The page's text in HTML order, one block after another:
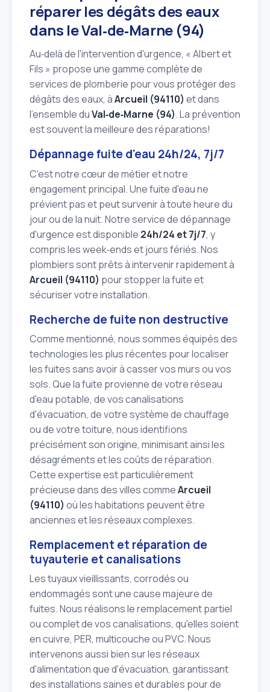
réparer les dégâts des eaux
dans le Val‑de‑Marne (94)
Au‑delà de l'intervention d'urgence, « Albert et
Fils » propose une gamme complète de
services de plomberie pour vous protéger des
dégâts des eaux, àArcueil (94110) et dans
l'ensemble duVal‑de‑Marne (94). La prévention
est souvent la meilleure des réparations!
Dépannage fuite d'eau 24h/24, 7j/7
C'est notre cœur de métier et notre
engagement principal. Une fuite d'eau ne
prévient pas et peut survenir à toute heure du
jour ou de la nuit. Notre service de dépannage
d'urgence est disponible 24h/24 et 7j/7, y
compris les week‑ends et jours fériés. Nos
plombiers sont prêts à intervenir rapidement à
Arcueil (94110) pour stopper la fuite et
sécuriser votre installation.
Recherche de fuite non destructive
Comme mentionné, nous sommes équipés des
technologies les plus récentes pour localiser
les fuites sans avoir à casser vos murs ou vos
sols. Que la fuite provienne de votre réseau
d'eau potable, de vos canalisations
d'évacuation, de votre système de chauffage
ou de votre toiture, nous identifions
précisément son origine, minimisant ainsi les
désagréments et les coûts de réparation.
Cette expertise est particulièrement
précieuse dans des villes commeArcueil
(94110) où les habitations peuvent être
anciennes et les réseaux complexes.
Remplacement et réparation de
tuyauterie et canalisations
Les tuyaux vieillissants, corrodés ou
endommagés sont une cause majeure de
fuites. Nous réalisons le remplacement partiel
ou complet de vos canalisations, qu'elles soient
en cuivre, PER, multicouche ou PVC. Nous
intervenons aussi bien sur les réseaux
d'alimentation que d'évacuation, garantissant
des installations saines et durables pour de